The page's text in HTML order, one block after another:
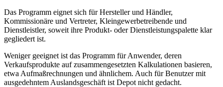
Das Programm eignet sich für Hersteller und Händler,
Kommissionäre und Vertreter, Kleingewerbetreibende und
Dienstleistler, soweit ihre Produkt- oder Dienstleistungspalette klar
gegliedert ist.
Weniger geeignet ist das Programm für Anwender, deren
Verkaufsprodukte auf zusammengesetzten Kalkulationen basieren,
etwa Aufmaßrechnungen und ähnlichem. Auch für Benutzer mit
ausgedehntem Auslandsgeschäft ist Depot nicht gedacht.